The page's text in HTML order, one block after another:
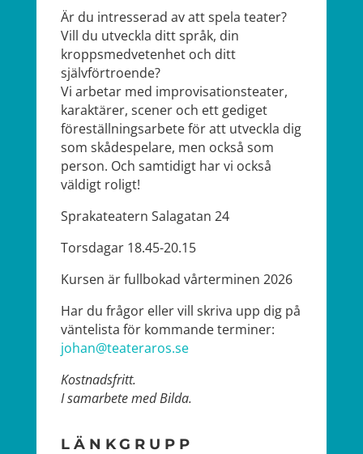
Är du intresserad av att spela teater?
Vill du utveckla ditt språk, din
kroppsmedvetenhet och ditt
självförtroende?
Vi arbetar med improvisationsteater,
karaktärer, scener och ett gediget
föreställningsarbete för att utveckla dig
som skådespelare, men också som
person. Och samtidigt har vi också
väldigt roligt!
Sprakateatern Salagatan 24
Torsdagar 18.45-20.15
Kursen är fullbokad vårterminen 2026
Har du frågor eller vill skriva upp dig på
väntelista för kommande terminer:
johan@teateraros.se
Kostnadsfritt.
I samarbete med Bilda.
LÄNKGRUPP